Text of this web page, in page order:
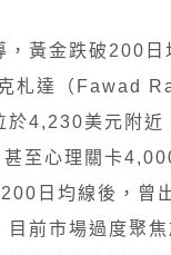
，黃金跌破200
札達（Fawad
於4,230美元附近
至心理關卡
日均線後，曾
目前市場過度聚